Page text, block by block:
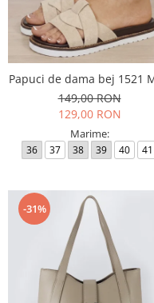
Papuci de dama bej 1521
149,00 RON
129,00 RON
Marime:
36 37 38 39 40 41
-31%